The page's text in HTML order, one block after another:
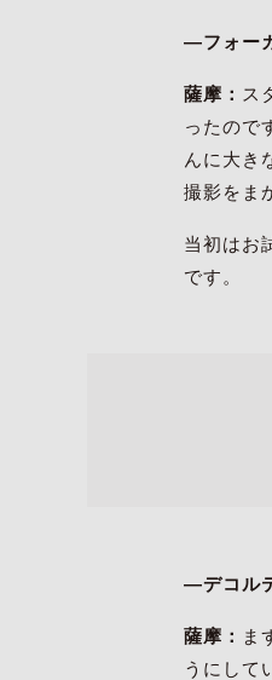
―フォー
薩摩： ス
ったので
んに大き
撮影をま
当初はお
です。
―デコル
薩摩： ま
うにして